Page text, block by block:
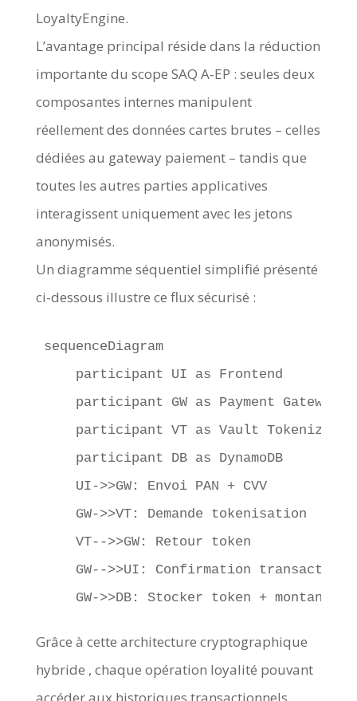
LoyaltyEngine.
L’avantage principal réside dans la réduction
importante du scope SAQ A‑EP : seules deux
composantes internes manipulent
réellement des données cartes brutes – celles
dédiées au gateway paiement – tandis que
toutes les autres parties applicatives
interagissent uniquement avec les jetons
anonymisés.
Un diagramme séquentiel simplifié présenté
ci-dessous illustre ce flux sécurisé :
sequenceDiagram
    participant UI as Frontend
    participant GW as Payment Gateway
    participant VT as Vault Tokenizer
    participant DB as DynamoDB
    UI->>GW: Envoi PAN + CVV
    GW->>VT: Demande tokenisation
    VT-->>GW: Retour token
GW-->>UI: Confirmation transaction
Grâce à cette architecture cryptographique
hybride , chaque opération loyalité pouvant